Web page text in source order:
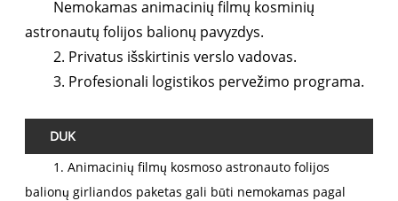
Nemokamas animacinių filmų kosminių
astronautų folijos balionų pavyzdys.
2. Privatus išskirtinis verslo vadovas.
3. Profesionali logistikos pervežimo programa.
DUK
1. Animacinių filmų kosmoso astronauto folijos
balionų girliandos paketas gali būti nemokamas pagal